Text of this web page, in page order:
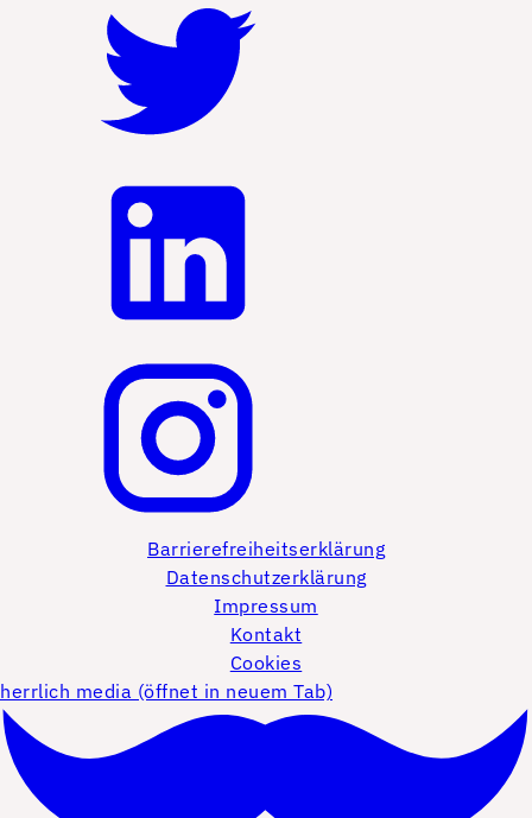
Barrierefreiheitserklärung
Datenschutzerklärung
Impressum
Kontakt
Cookies
herrlich media (öffnet in neuem Tab)